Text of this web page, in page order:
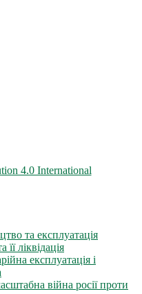
4.0 International
та експлуатація
її ліквідація
експлуатація і
війна росії проти